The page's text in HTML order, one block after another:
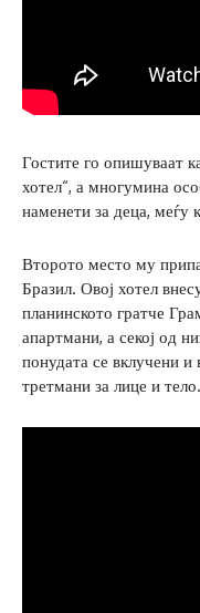
Гостите го опишуваат
хотел“, а многумина
наменети за деца, меѓу
Второто место му
Бразил. Овој хотел
планинското гратче
апартмани, а секој од
понудата се вклучени
третмани за лице и тело.